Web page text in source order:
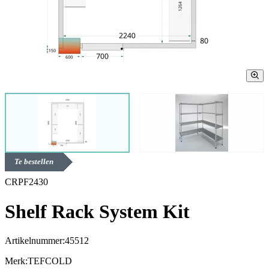
Te bestellen
CRPF2430
Shelf Rack System Kit
Artikelnummer:45512
Merk:TEFCOLD